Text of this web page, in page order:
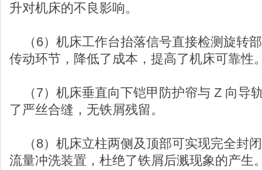
升对机床的不良影响。
（6）机床工作台抬落信号直接检测旋转
传动环节，降低了成本，提高了机床可靠性
（7）机床垂直向下铠甲防护帘与 Z 向导
了严丝合缝，无铁屑残留。
（8）机床立柱两侧及顶部可实现完全封
流量冲洗装置，杜绝了铁屑后溅现象的产生